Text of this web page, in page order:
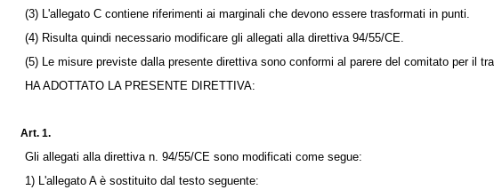
(3) L'allegato C contiene riferimenti ai marginali che devono essere trasformati in punti.
(4) Risulta quindi necessario modificare gli allegati alla direttiva 94/55/CE.
(5) Le misure previste dalla presente direttiva sono conformi al parere del comitato per il
HA ADOTTATO LA PRESENTE DIRETTIVA:
Art. 1.
Gli allegati alla direttiva n. 94/55/CE sono modificati come segue:
1) L'allegato A è sostituito dal testo seguente: